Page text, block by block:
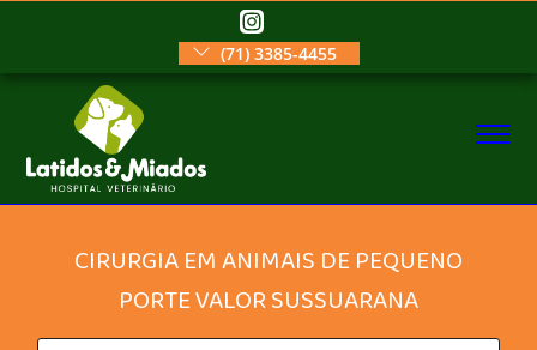
(71) 3385-4455
CIRURGIA EM ANIMAIS DE PEQUENO
PORTE VALOR SUSSUARANA